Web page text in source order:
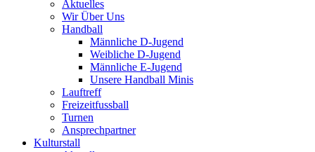
Aktuelles
Wir Über Uns
Handball
Männliche D-Jugend
Weibliche D-Jugend
Männliche E-Jugend
Unsere Handball Minis
Lauftreff
Freizeitfussball
Turnen
Ansprechpartner
Kulturstall